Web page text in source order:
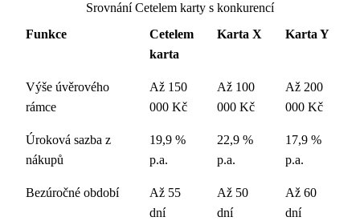
Srovnání Cetelem karty s konkurencí
Funkce
Cetelem
karta
Karta X Karta Y
Výše úvěrového
rámce
Až 150
000 Kč
Až 100
000 Kč
Až 200
000 Kč
Úroková sazba z
nákupů
19,9 %
p.a.
22,9 %
p.a.
17,9 %
p.a.
Bezúročné období
Až 55
dní
Až 50
dní
Až 60
dní